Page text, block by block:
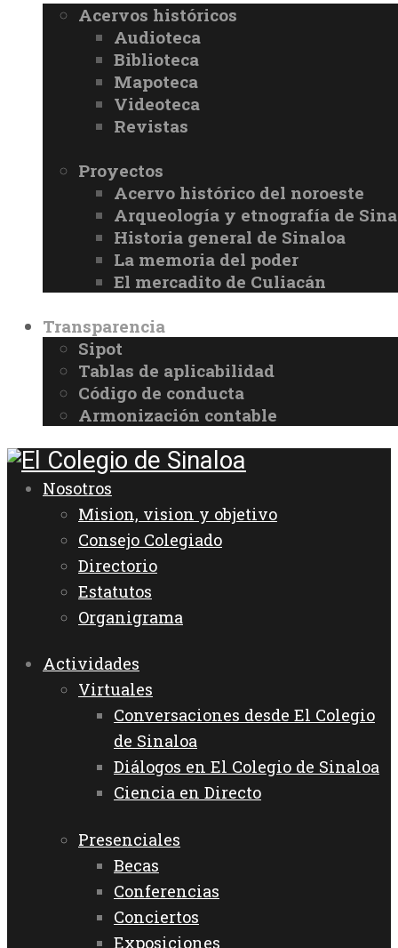
Acervos históricos
Audioteca
Biblioteca
Mapoteca
Videoteca
Revistas
Proyectos
Acervo histórico del noroeste
Arqueología y etnografía de
Historia general de Sinaloa
La memoria del poder
El mercadito de Culiacán
Transparencia
Sipot
Tablas de aplicabilidad
Código de conducta
Armonización contable
Nosotros
Mision, vision y objetivo
Consejo Colegiado
Directorio
Estatutos
Organigrama
Actividades
Virtuales
Conversaciones desde El Colegio
de Sinaloa
Diálogos en El Colegio de Sinaloa
Ciencia en Directo
Presenciales
Becas
Conferencias
Conciertos
Exposiciones